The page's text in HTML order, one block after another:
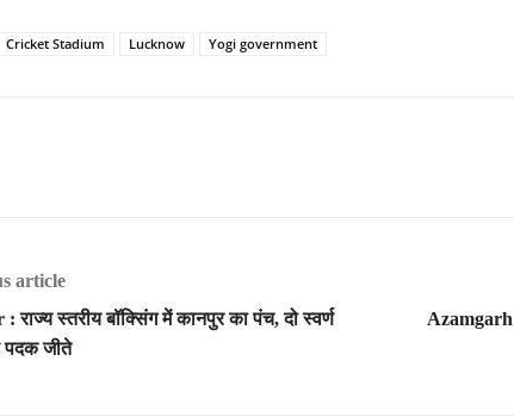
Cricket Stadium Lucknow Yogi government
article
राज्य स्तरीय बॉक्सिंग में कानपुर का पंच, दो स्वर्ण
जीते
Azamgarh